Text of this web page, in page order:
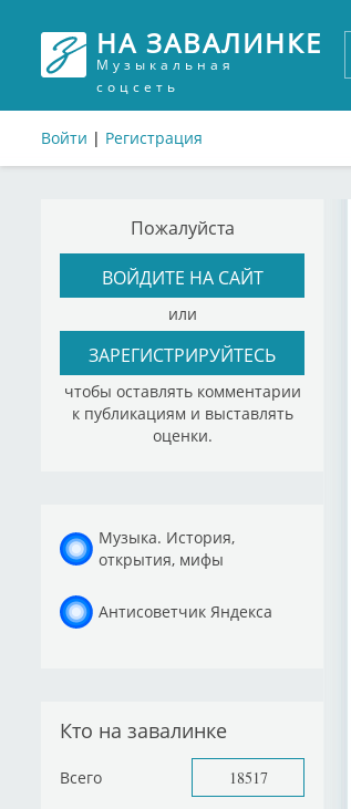
НА ЗАВАЛИНКЕ
Музыкальная
соцсеть
Войти | Регистрация
Пожалуйста
ВОЙДИТЕ НА САЙТ
или
ЗАРЕГИСТРИРУЙТЕСЬ
чтобы оставлять комментарии
к публикациям и выставлять
оценки.
Музыка. История,
открытия, мифы
Антисоветчик Яндекса
Кто на завалинке
Всего 18517